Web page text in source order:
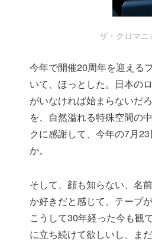
ザ・クロマ
今年で開催20周年を迎える
いて、ほっとした。日本の
がいなければ始まらないだ
を、自然溢れる特殊空間の
クに感謝して、今年の7月
か。
そして、顔も知らない、名
か好きだと感じて、テープ
こうして30年経った今も観
に立ち続けて欲しいし、ま